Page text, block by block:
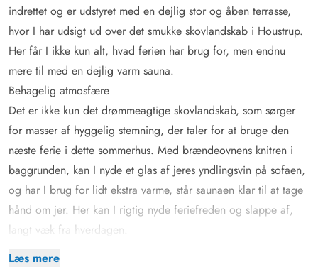
Læs mere
indrettet og er udstyret med en dejlig stor og åben terrasse,
hvor I har udsigt ud over det smukke skovlandskab i Houstrup.
Her får I ikke kun alt, hvad ferien har brug for, men endnu
mere til med en dejlig varm sauna.
Behagelig atmosfære
Det er ikke kun det drømmeagtige skovlandskab, som sørger
for masser af hyggelig stemning, der taler for at bruge den
næste ferie i dette sommerhus. Med brændeovnens knitren i
baggrunden, kan I nyde et glas af jeres yndlingsvin på sofaen,
og har I brug for lidt ekstra varme, står saunaen klar til at tage
hånd om jer. Her kan I rigtig nyde feriefreden og slappe af,
langt væk fra hverdagen.
Udenfor er der god plads til, at børnene kan lege. Ikke kun i